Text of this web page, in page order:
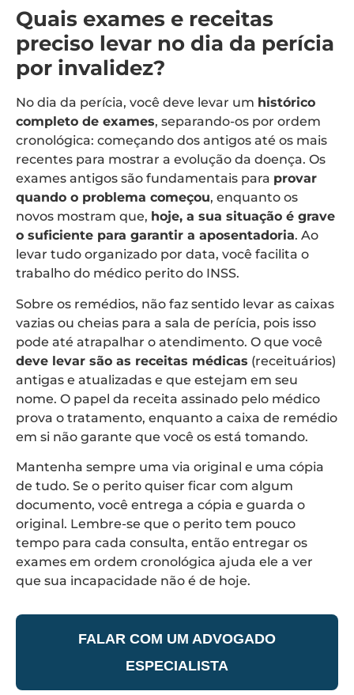
Quais exames e receitas
preciso levar no dia da perícia
por invalidez?
No dia da perícia, você deve levar um histórico
completo de exames, separando-os por ordem
cronológica: começando dos antigos até os mais
recentes para mostrar a evolução da doença. Os
exames antigos são fundamentais para provar
quando o problema começou, enquanto os
novos mostram que, hoje, a sua situação é grave
o suficiente para garantir a aposentadoria. Ao
levar tudo organizado por data, você facilita o
trabalho do médico perito do INSS.
Sobre os remédios, não faz sentido levar as caixas
vazias ou cheias para a sala de perícia, pois isso
pode até atrapalhar o atendimento. O que você
deve levar são as receitas médicas (receituários)
antigas e atualizadas e que estejam em seu
nome. O papel da receita assinado pelo médico
prova o tratamento, enquanto a caixa de remédio
em si não garante que você os está tomando.
Mantenha sempre uma via original e uma cópia
de tudo. Se o perito quiser ficar com algum
documento, você entrega a cópia e guarda o
original. Lembre-se que o perito tem pouco
tempo para cada consulta, então entregar os
exames em ordem cronológica ajuda ele a ver
que sua incapacidade não é de hoje.
FALAR COM UM ADVOGADO
ESPECIALISTA